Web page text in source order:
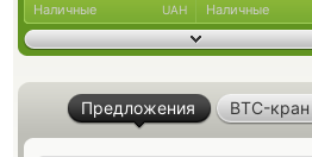
Наличные UAH Наличные
Предложения BTC-кран